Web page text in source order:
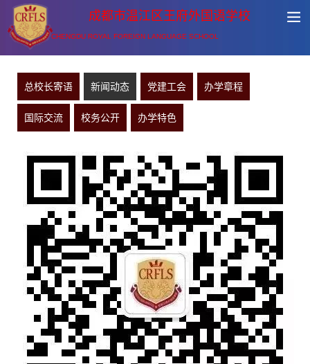
成都市温江区王府外国语学校
CHENGDU ROYAL FOREIGN LANGUAGE SCHOOL
总校长寄语 新闻动态 党建工会 办学章程
国际交流 校务公开 办学特色